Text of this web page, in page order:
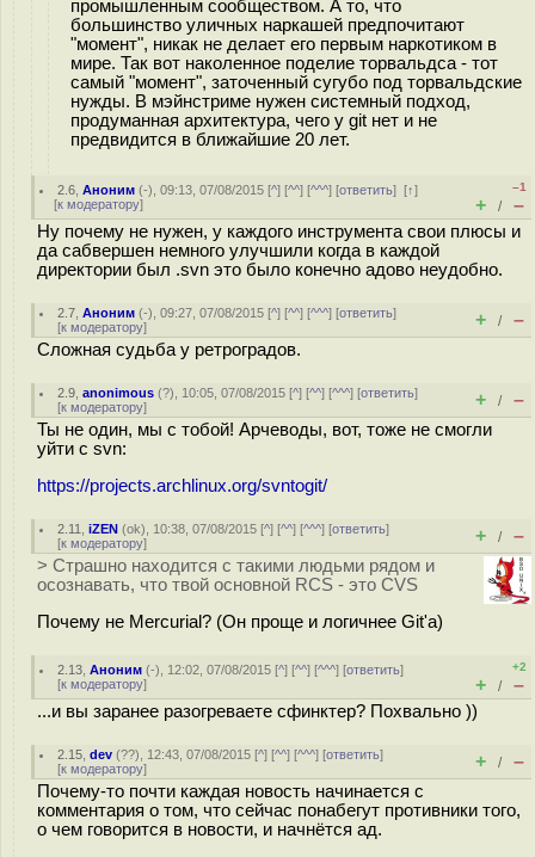
промышленным сообществом. А то, что
большинство уличных наркашей предпочитают
"момент", никак не делает его первым наркотиком в
мире. Так вот наколенное поделие торвальдса - тот
самый "момент", заточенный сугубо под торвальдские
нужды. В мэйнстриме нужен системный подход,
продуманная архитектура, чего у git нет и не
предвидится в ближайшие 20 лет.
2.6 ,Аноним (-), 09:13, 07/08/2015 [^] [^^] [^^^] [ответить][↑]
[к модератору]
–1
+ / –
Ну почему не нужен, у каждого инструмента свои плюсы и
да сабвершен немного улучшили когда в каждой
директории был .svn это было конечно адово неудобно.
2.7 ,Аноним (-), 09:27, 07/08/2015 [^] [^^] [^^^] [ответить]
[к модератору] + / –
Сложная судьба у ретроградов.
2.9 ,anonimous (?), 10:05, 07/08/2015 [^] [^^] [^^^] [ответить]
[к модератору] + / –
Ты не один, мы с тобой! Арчеводы, вот, тоже не смогли
уйти с svn:
https://projects.archlinux.org/svntogit/
2.11 ,iZEN (ok), 10:38, 07/08/2015 [^] [^^] [^^^] [ответить]
[к модератору] + / –
> Страшно находится с такими людьми рядом и
осознавать, что твой основной RCS - это CVS
Почему не Mercurial? (Он проще и логичнее Git'а)
2.13 ,Аноним (-), 12:02, 07/08/2015 [^] [^^] [^^^] [ответить]
[к модератору]
+2
+ / –
...и вы заранее разогреваете сфинктер? Похвально ))
2.15 ,dev (??), 12:43, 07/08/2015 [^] [^^] [^^^] [ответить]
[к модератору] + / –
Почему-то почти каждая новость начинается с
комментария о том, что сейчас понабегут противники того,
о чем говорится в новости, и начнётся ад.